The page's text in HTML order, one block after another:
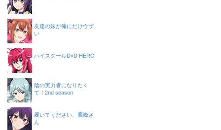
友達の妹が俺にだけウザ
い
ハイスクールD×D HERO
陰の実力者になりたく
て！2nd season
履いてください、鷹峰さ
ん